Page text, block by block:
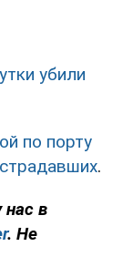
убили
по порту
.
нас в
. Не